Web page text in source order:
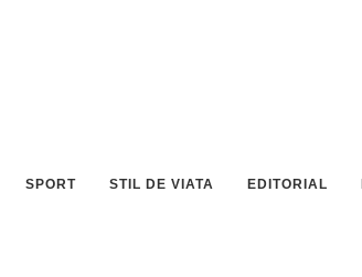
SPORT STIL DE VIATA EDITORIAL